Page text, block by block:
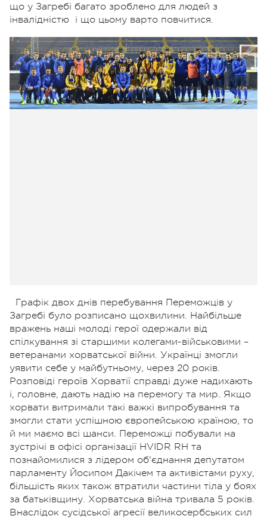
що у Загребі багато зроблено для людей з
інвалідністю і що цьому варто повчитися.
Графік двох днів перебування Переможців у
Загребі було розписано щохвилини. Найбільше
вражень наші молоді герої одержали від
спілкування зі старшими колегами-військовими –
ветеранами хорватської війни. Українці змогли
уявити себе у майбутньому, через 20 років.
Розповіді героїв Хорватії справді дуже надихають
і, головне, дають надію на перемогу та мир. Якщо
хорвати витримали такі важкі випробування та
змогли стати успішною європейською країною, то
й ми маємо всі шанси. Переможці побували на
зустрічі в офісі організації HVIDR RH та
познайомилися з лідером об'єднання депутатом
парламенту Йосипом Дакічем та активістами руху,
більшість яких також втратили частини тіла у боях
за батьківщину. Хорватська війна тривала 5 років.
Внаслідок сусідської агресії великосербських сил